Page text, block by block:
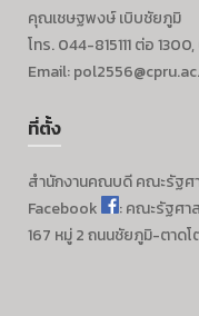
คุณเชษฐพงษ์ เบิบชัยภูมิ
โทร. 044-815111 ต่อ
Email:
ที่ตั้ง
สำนักงานคณบดีคณะรัฐศ
Facebook
: คณะรัฐศา
167 หมู่ 2 ถนนชัยภูมิ-ตาด